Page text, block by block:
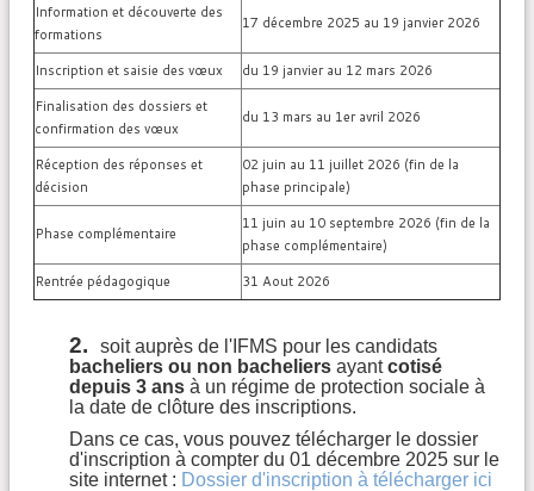
Information et découverte des
formations
17 décembre 2025 au 19 janvier 2026
Inscription et saisie des vœux
du 19 janvier au 12 mars 2026
Finalisation des dossiers et
confirmation des vœux
du 13 mars au 1er avril 2026
Réception des réponses et
décision
02 juin au 11 juillet 2026 (fin de la
phase principale)
Phase complémentaire
11 juin au 10 septembre 2026 (fin de la
phase complémentaire)
Rentrée pédagogique
31 Aout 2026
2.
soit auprès de l'IFMS pour les candidats
bacheliers ou non bacheliers ayantcotisé
depuis 3 ans à un régime de protection sociale à
la date de clôture des inscriptions.
Dans ce cas, vous pouvez télécharger le dossier
d'inscription à compter du 01 décembre 2025 sur le
site internet : Dossier d'inscription à télécharger ici